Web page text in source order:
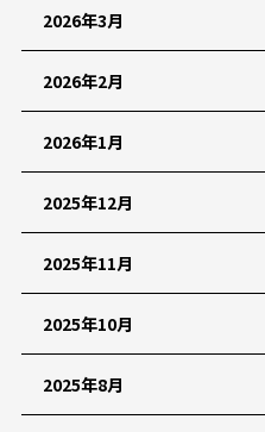
2026年3月
2026年2月
2026年1月
2025年12月
2025年11月
2025年10月
2025年8月